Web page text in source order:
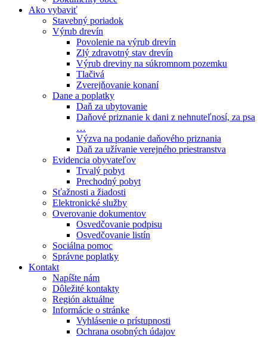
Ako vybaviť
Stavebný poriadok
Výrub drevín
Povolenie na výrub drevín
Zlý zdravotný stav drevín
Výrub dreviny na súkromnom pozemku
Tlačivá
Zverejňovanie konaní
Dane a poplatky
Daň za ubytovanie
Daňové priznanie k dani z nehnuteľnosí, za psa
…
Výzva na podanie daňového priznania
Daň za užívanie verejného priestranstva
Evidencia obyvateľov
Trvalý pobyt
Prechodný pobyt
Sťažnosti a žiadosti
Elektronické služby
Overovanie dokumentov
Osvedčovanie podpisu
Osvedčovanie listín
Sociálna pomoc
Správne poplatky
Kontakt
Napíšte nám
Dôležité kontakty
Región aktuálne
Informácie o stránke
Vyhlásenie o prístupnosti
Ochrana osobných údajov